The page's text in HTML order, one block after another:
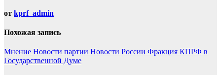
от kprf_admin
Похожая запись
Мнение Новости партии Новости России Фракция КПРФ в
Государственной Думе